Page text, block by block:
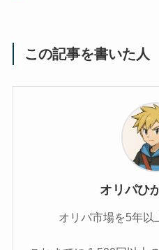
この記事を書いた人
オリパひ
オリパ市場を5年以